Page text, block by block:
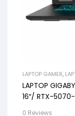
LAPTOP GAMER,
LAPTOP
16″/ RTX-
0 Reviews